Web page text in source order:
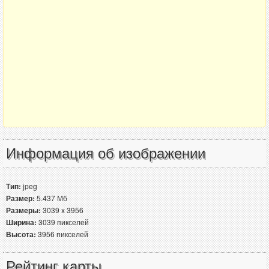
Информация об изображении
Тип:jpeg
Размер:5.437 Мб
Размеры:3039 x 3956
Ширина:3039 пикселей
Высота:3956 пикселей